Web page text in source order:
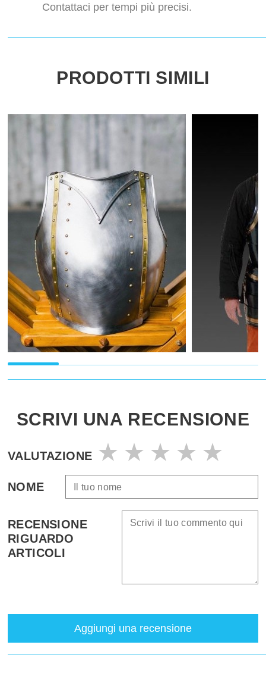
Contattaci per tempi più precisi.
PRODOTTI SIMILI
SCRIVI UNA RECENSIONE
VALUTAZIONE
NOME
RECENSIONE
RIGUARDO
ARTICOLI
Aggiungi una recensione